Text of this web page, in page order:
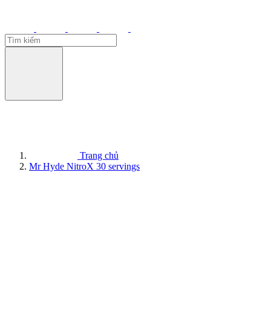
Trang chủ
Mr Hyde NitroX 30 servings